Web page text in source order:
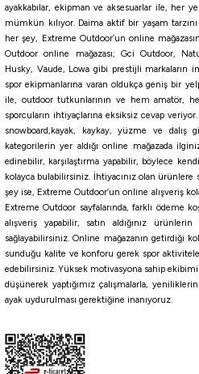
Daiwa Exceler 244cm 14-42gr 2 Parça Spin
Havale ile 7.912,77 ₺
Shimano
Shimano Sienna Spinning EVA 269cm 10-35gr
3.650,00 ₺
Havale ile 3.467,50 ₺
Shimano
ayakkabılar, ekipman ve aksesuarlar ile, her
mümkün kılıyor. Daima aktif bir yaşam
her şey, Extreme Outdoor’un online
Outdoor online mağazası; Gci Outdoor,
Husky, Vaude, Lowa gibi prestijli markaların
spor ekipmanlarına varan oldukça geniş bir
ile, outdoor tutkunlarının ve hem amatör,
sporcuların ihtiyaçlarına eksiksiz cevap
snowboard,kayak, kaykay, yüzme ve dalış
kategorilerin yer aldığı online mağazada
edinebilir, karşılaştırma yapabilir, böylece
kolayca bulabilirsiniz. İhtiyacınız olan
şey ise, Extreme Outdoor’un online alışveriş
Extreme Outdoor sayfalarında, farklı ödeme
alışveriş yapabilir, satın aldığınız
sağlayabilirsiniz. Online mağazanın getirdiği
sunduğu kalite ve konforu gerek spor
edebilirsiniz. Yüksek motivasyona sahip
düşünerek yaptığımız çalışmalarla,
ayak uydurulması gerektiğine inanıyoruz.